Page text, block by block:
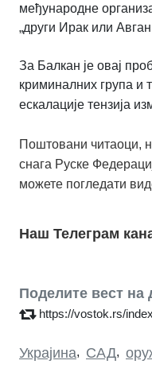
међународне
„други Ирак или
За Балкан је овај
криминалних група и
ескалације тензија
Поштовани читаоци,
снага Руске
можете погледати
Наш Телеграм
Поделите вест
https://vostok.rs/
Украјина, САД,